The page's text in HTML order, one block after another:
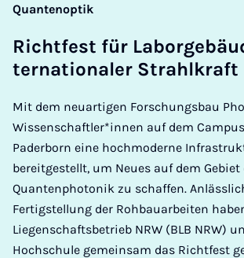
Quantenoptik
Richt­fest für
ter­na­tionaler Strahlkraft
Mit dem neuartigen Forschungsbau
Wissenschaftler*innen auf dem
Paderborn eine hochmoderne
bereitgestellt, um Neues auf dem Gebiet
Quantenphotonik zu schaffen.
Fertigstellung der Rohbauarbeiten
Liegenschaftsbetrieb NRW (BLB NRW)
Hochschule gemeinsam das Richtfest